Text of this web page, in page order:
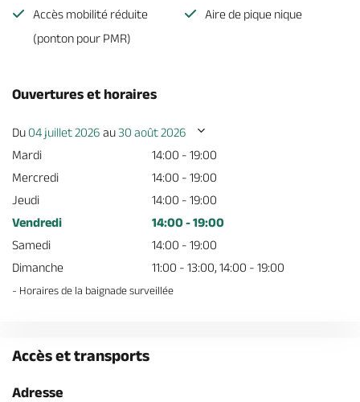
Accès mobilité réduite
(ponton pour PMR)
Aire de pique nique
Ouvertures et horaires
Du 04 juillet 2026 au30 août 2026
Mardi
14:00 - 19:00
Mercredi
14:00 - 19:00
Jeudi
14:00 - 19:00
Vendredi
14:00 - 19:00
Samedi
14:00 - 19:00
Dimanche
11:00 - 13:00, 14:00 - 19:00
- Horaires de la baignade surveillée
Accès et transports
Adresse